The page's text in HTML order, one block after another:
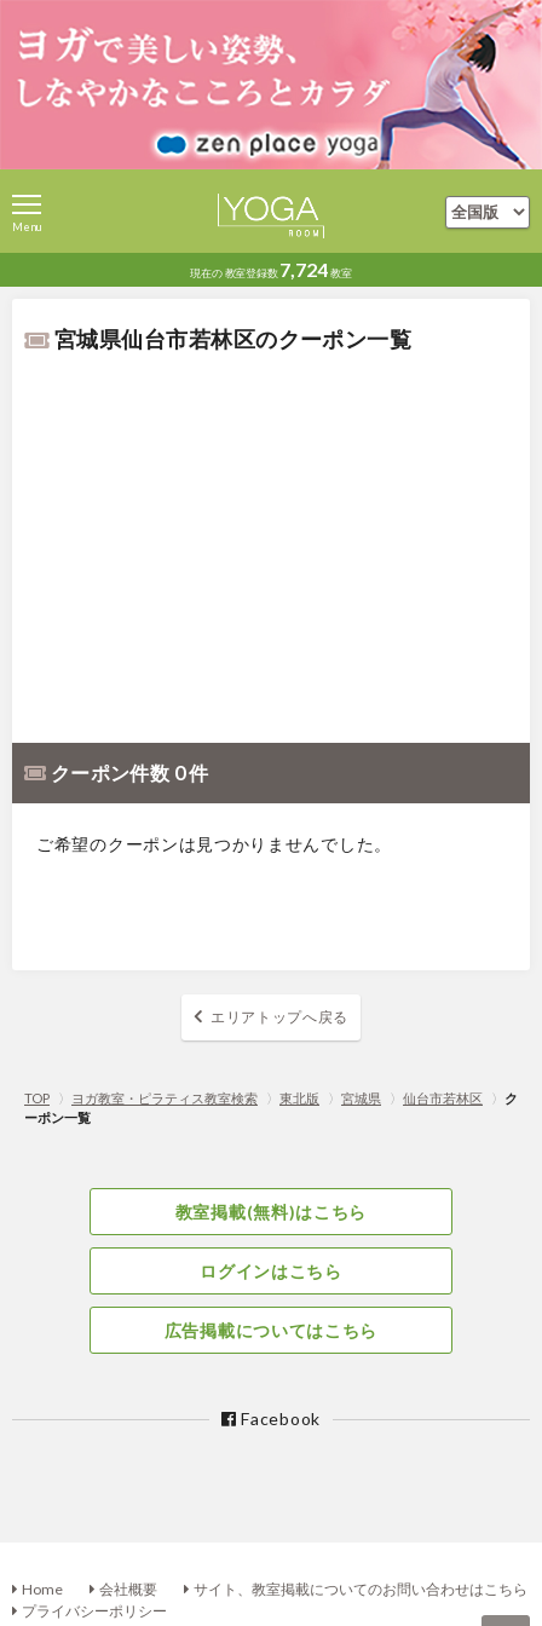
現在の教室登録数 7,724教室
Menu
宮城県仙台市若林区のクーポン一覧
クーポン件数 0 件
ご希望のクーポンは見つかりませんでした。
エリアトップへ戻る
TOP 〉 ヨガ教室・ピラティス教室検索 〉 東北版 〉 宮城県 〉 仙台市若林区 〉 ク
ーポン一覧
教室掲載(無料)はこちら
ログインはこちら
広告掲載についてはこちら
Facebook
Home 会社概要
サイト、教室掲載についてのお問い合わせはこちら
プライバシーポリシー